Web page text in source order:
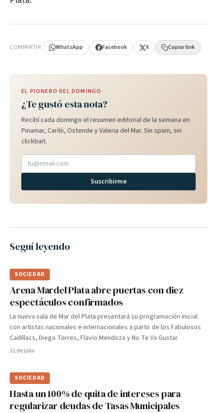
COMPARTIR WhatsApp Facebook X Copiar link
EL PIONERO DEL DOMINGO
¿Te gustó esta nota?
Recibí cada domingo el resumen editorial de la semana en
Pinamar, Cariló, Ostende y Valeria del Mar. Sin spam, sin
clickbait.
Suscribirme
Seguí leyendo
SOCIEDAD
Arena Mardel Plata abre puertas con diez
espectáculos confirmados
La nueva sala de Mar del Plata presentará su programación inicial
con artistas nacionales e internacionales a partir de los Fabulosos
Cadillacs, Diego Torres, Flavio Mendoza y No Te Va Gustar.
31 de julio
SOCIEDAD
Hasta un 100% de quita de intereses para
regularizar deudas de Tasas Municipales